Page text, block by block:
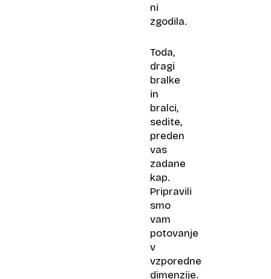
ni
zgodila.
Toda,
dragi
bralke
in
bralci,
sedite,
preden
vas
zadane
kap.
Pripravili
smo
vam
potovanje
v
vzporedne
dimenzije.